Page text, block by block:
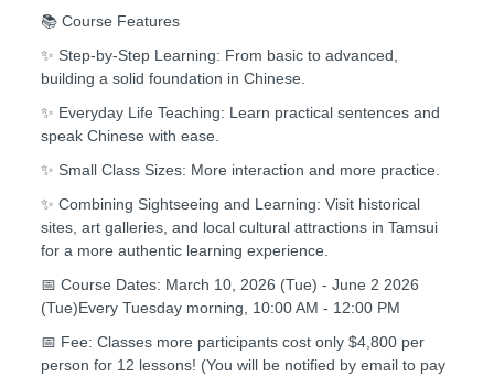
📚 Course Features
✨ Step-by-Step Learning: From basic to advanced,
building a solid foundation in Chinese.
✨ Everyday Life Teaching: Learn practical sentences and
speak Chinese with ease.
✨ Small Class Sizes: More interaction and more practice.
✨ Combining Sightseeing and Learning: Visit historical
sites, art galleries, and local cultural attractions in Tamsui
for a more authentic learning experience.
📅 Course Dates: March 10, 2026 (Tue) - June 2 2026
(Tue)Every Tuesday morning, 10:00 AM - 12:00 PM
📅 Fee: Classes more participants cost only $4,800 per
person for 12 lessons! (You will be notified by email to pay